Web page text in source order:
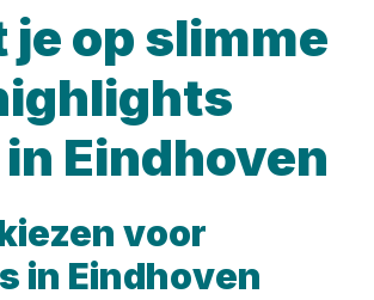
je op slimme
Eindhoven
voor
in Eindhoven